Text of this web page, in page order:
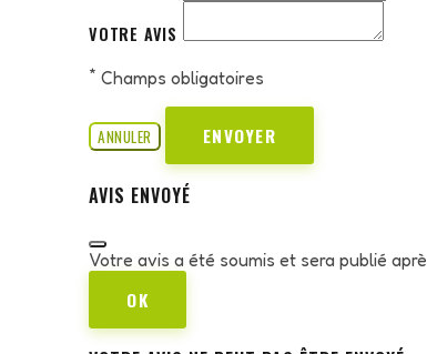
VOTRE AVIS
* Champs obligatoires
ANNULER ENVOYER
AVIS ENVOYÉ
Votre avis a été soumis et sera publié
OK